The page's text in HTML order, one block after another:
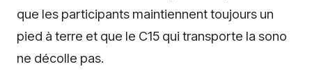
que les participants maintiennent toujours un
pied à terre et que le C15 qui transporte la sono
ne décolle pas.